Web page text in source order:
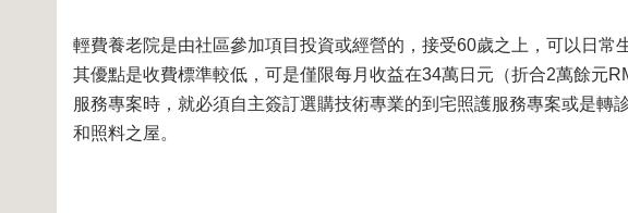
輕費養老院是由社區參加項目投資或經營的，接受60歲之上，可以日常
其優點是收費標準較低，可是僅限每月收益在34萬日元（折合2萬餘元
服務專案時，就必須自主簽訂選購技術專業的到宅照護服務專案或是
和照料之屋。